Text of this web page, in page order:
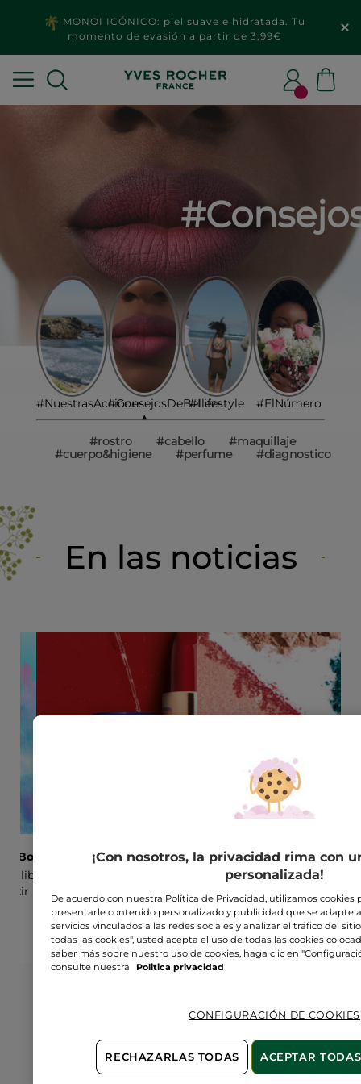
MONOI ICÓNICO: piel suave e hidratada. Tu
momento de evasión a partir de 3,99€
#NuestrasAcciones#ConsejosDeBelleza
▲
#Lifestyle #ElNúmero
#rostro #cabello
#maquillaje
#cuerpo&higiene
#perfume #diagnostico
En las noticias
Botanique
libre de contaminación
Botanique
Labios irresistibles
Presume de unos labios deliciosos con un
acabado mate o satinado.
Apuesta todo a tu
Consigue un look para
nuevas sombras,
¡Con nosotros, la privacidad rima con
personalizada!
De acuerdo con nuestra Política de Privacidad, utilizamos cookies
presentarle contenido personalizado y publicidad que se adapte
servicios vinculados a las redes sociales y analizar el tráfico del
todas las cookies", usted acepta el uso de todas las cookies
saber más sobre nuestro uso de cookies, haga clic en
consulte nuestra
Politica privacidad
CONFIGURACIÓN DE COOKIES
RECHAZARLAS TODAS ACEPTAR